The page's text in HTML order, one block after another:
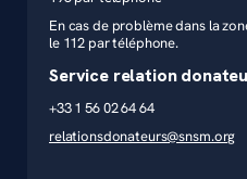
En cas de problème dans la
le 112 par téléphone.
Service relation
+33 1 56 02 64 64
relationsdonateurs@snsm.org